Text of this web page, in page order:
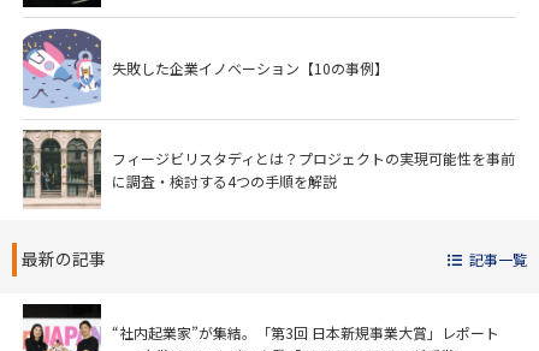
失敗した企業イノベーション【10の事例】
フィージビリスタディとは？プロジェクトの実現可能性を事前
に調査・検討する4つの手順を解説
最新の記事 記事一覧
“社内起業家”が集結。「第3回 日本新規事業大賞」レポート